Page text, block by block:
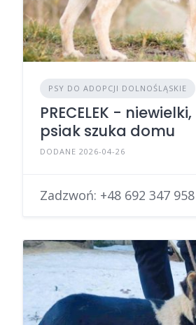
PSY DO ADOPCJI DOLNOŚLĄSKIE
PRECELEK -
psiak szuka domu
DODANE 2026-04-26
Zadzwoń: +48 692 347 958